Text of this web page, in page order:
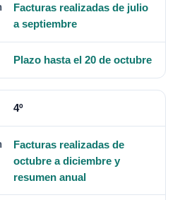
Facturas realizadas de julio
a septiembre
Plazo hasta el 20 de octubre
4º
Facturas realizadas de
octubre a diciembre y
resumen anual